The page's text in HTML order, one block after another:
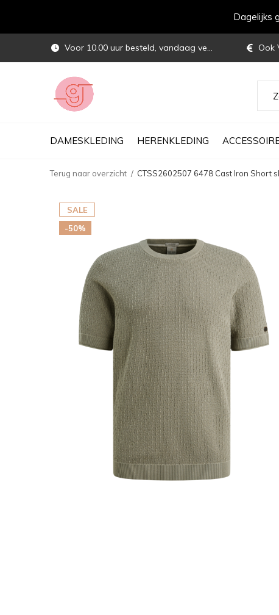
DAMESKLEDING HERENKLEDING
Voor 10.00 uur besteld, vandaag verstuurd Ook
Dagelijks
Terug naar overzicht CTSS2602507 6478 Cast Iron Short
SALE
-50%